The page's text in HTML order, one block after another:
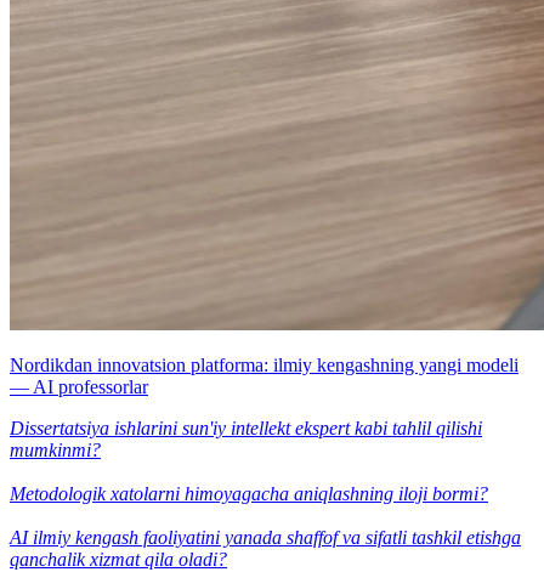
Nordikdan innovatsion platforma: ilmiy kengashning yangi modeli
— AI professorlar
Dissertatsiya ishlarini sun'iy intellekt ekspert kabi tahlil qilishi
mumkinmi?
Metodologik xatolarni himoyagacha aniqlashning iloji bormi?
AI ilmiy kengash faoliyatini yanada shaffof va sifatli tashkil etishga
qanchalik xizmat qila oladi?